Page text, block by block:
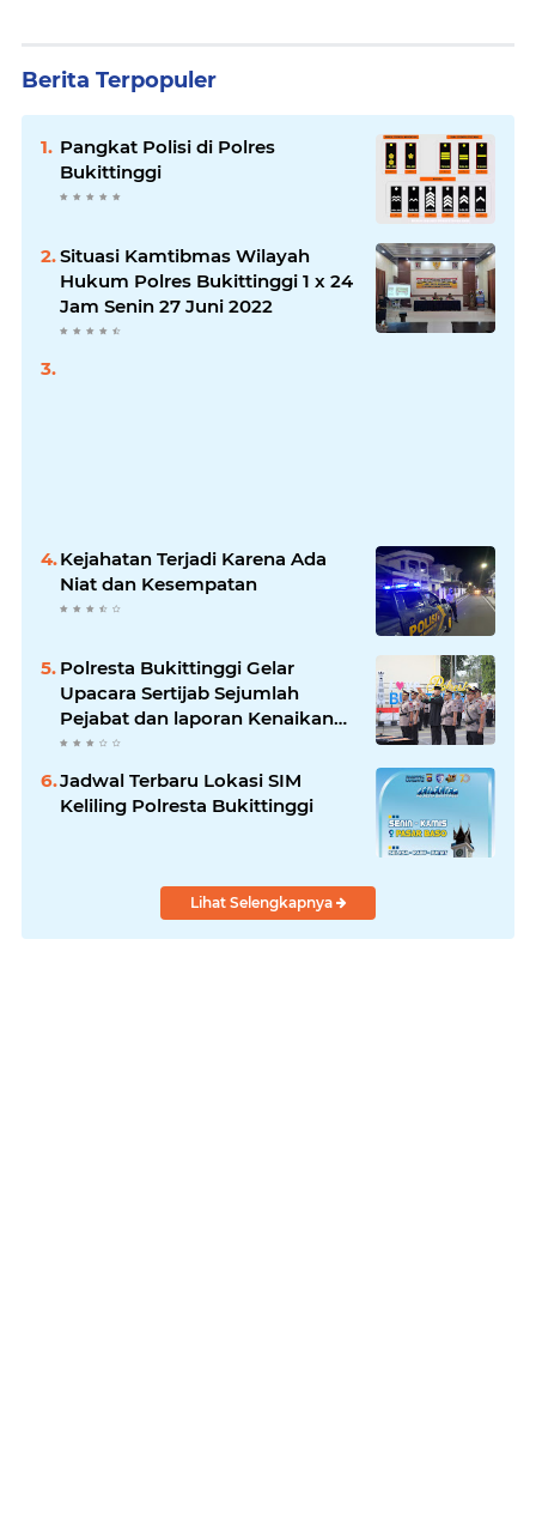
Berita Terpopuler
Pangkat Polisi di Polres
Bukittinggi
Situasi Kamtibmas Wilayah
Hukum Polres Bukittinggi 1 x 24
Jam Senin 27 Juni 2022
Kejahatan Terjadi Karena Ada
Niat dan Kesempatan
Polresta Bukittinggi Gelar
Upacara Sertijab Sejumlah
Pejabat dan laporan Kenaikan
Pangkat Pengabdian
Jadwal Terbaru Lokasi SIM
Keliling Polresta Bukittinggi
Lihat Selengkapnya